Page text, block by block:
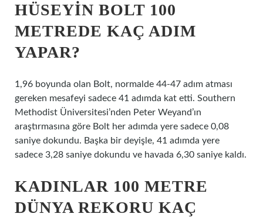
HÜSEYIN BOLT 100
METREDE KAÇ ADIM
YAPAR?
1,96 boyunda olan Bolt, normalde 44-47 adım atması
gereken mesafeyi sadece 41 adımda kat etti. Southern
Methodist Üniversitesi’nden Peter Weyand’ın
araştırmasına göre Bolt her adımda yere sadece 0,08
saniye dokundu. Başka bir deyişle, 41 adımda yere
sadece 3,28 saniye dokundu ve havada 6,30 saniye kaldı.
KADINLAR 100 METRE
DÜNYA REKORU KAÇ